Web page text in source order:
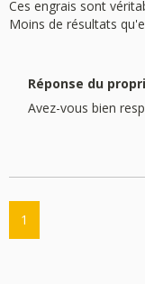
Ces engrais sont
Moins de résultats
Réponse du
Avez-vous bien
1